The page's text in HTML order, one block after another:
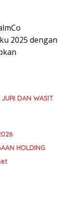
2025 dengan
JURI DAN WASIT
HOLDING